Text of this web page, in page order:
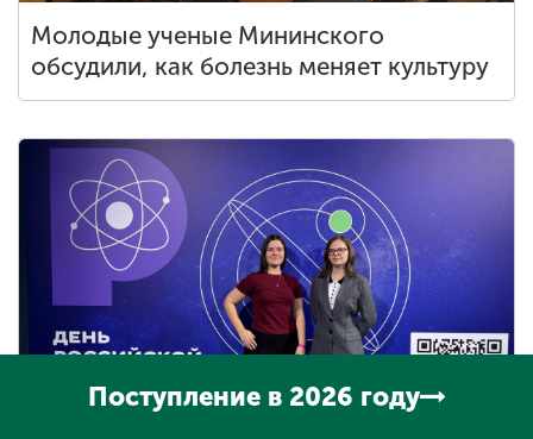
Молодые ученые Мининского
обсудили, как болезнь меняет культуру
Поступление в 2026 году